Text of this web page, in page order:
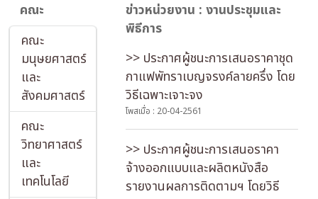
คณะ
คณะ
มนุษยศาสตร์
และ
สังคมศาสตร์
คณะ
วิทยาศาสตร์
และ
เทคโนโลยี
ข่าวหน่วยงาน : งานประชุมและ
พิธีการ
>> ประกาศผู้ชนะการเสนอราคาชุด
กาแฟพัทราเบญจรงค์ลายครึ่ง โดย
วิธีเฉพาะเจาะจง
โพสเมื่อ : 20-04-2561
>> ประกาศผู้ชนะการเสนอราคา
จ้างออกแบบและผลิตหนังสือ
รายงานผลการติดตามฯ โดยวิธี